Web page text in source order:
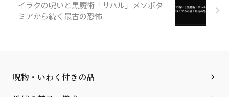
イラクの呪いと黒魔術「サハル」メソポタ
ミアから続く最古の恐怖
呪物・いわく付きの品